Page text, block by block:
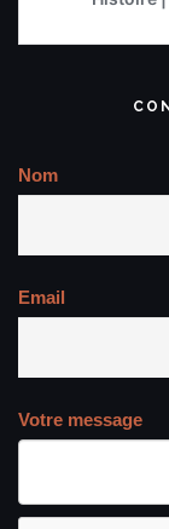
Nom
Email
Votre message